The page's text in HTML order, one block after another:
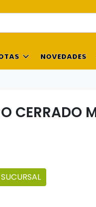
NOVEDADES
CERRADO